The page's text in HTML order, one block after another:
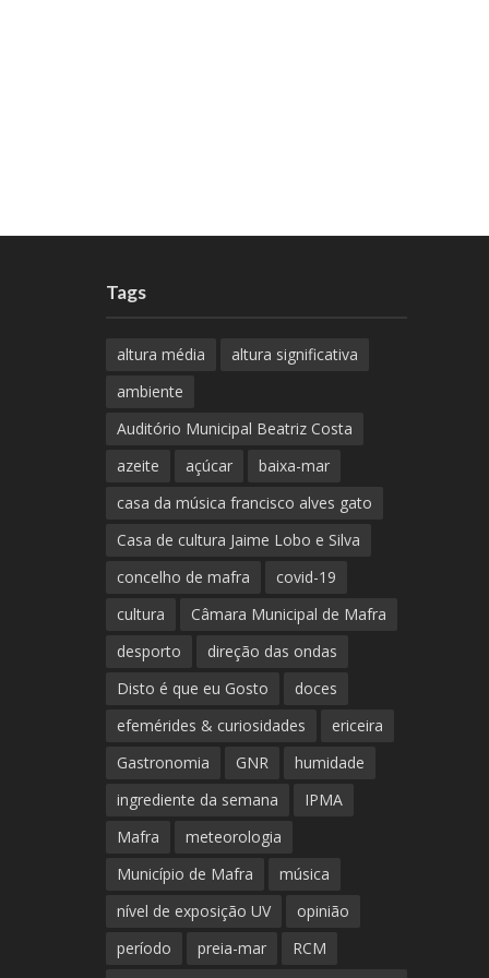
Tags
altura média
altura significativa
ambiente
Auditório Municipal Beatriz Costa
azeite
açúcar
baixa-mar
casa da música francisco alves gato
Casa de cultura Jaime Lobo e Silva
concelho de mafra
covid-19
cultura
Câmara Municipal de Mafra
desporto
direção das ondas
Disto é que eu Gosto
doces
efemérides & curiosidades
ericeira
Gastronomia
GNR
humidade
ingrediente da semana
IPMA
Mafra
meteorologia
Município de Mafra
música
nível de exposição UV
opinião
período
preia-mar
RCM